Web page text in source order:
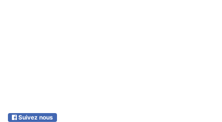
Suivez nous